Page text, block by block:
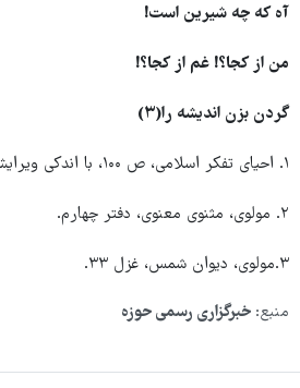
آه که چه شیرین است!
من از کجا؟! غم از کجا؟!
گردن بزن اندیشه را(۳)
۱. احیای تفکر اسلامی، ص ۱۰۰، با اندکی ویرایش.
۲. مولوی، مثنوی معنوی، دفتر چهارم.
۳.مولوی، دیوان شمس، غزل ۳۳.
منبع: خبرگزاری رسمی حوزه